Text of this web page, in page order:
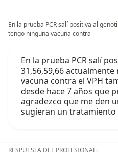
En la prueba PCR salí positiva al
tengo ninguna vacuna contra
En la prueba PCR salí
31,56,59,66
vacuna contra el VPH
desde hace 7 años que
agradezco que me den
sugieran un
RESPUESTA DEL PROFESIONAL: